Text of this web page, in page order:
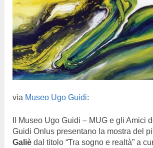
via Museo Ugo Guidi:
Il Museo Ugo Guidi – MUG e gli Amici
Guidi Onlus presentano la mostra del
Galièdal titolo “Tra sogno e realtà” a